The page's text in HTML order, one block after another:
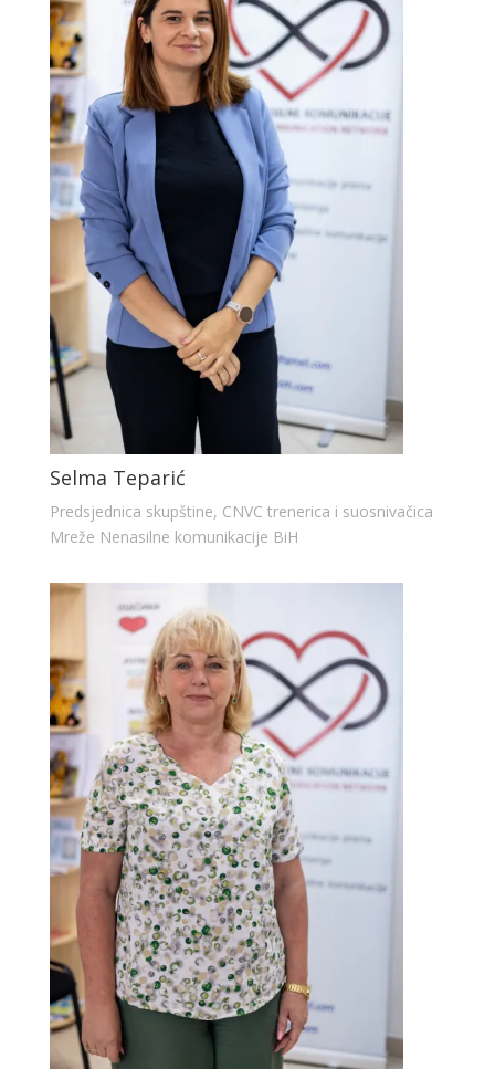
Selma Teparić
Predsjednica skupštine, CNVC trenerica i suosnivačica
Mreže Nenasilne komunikacije BiH